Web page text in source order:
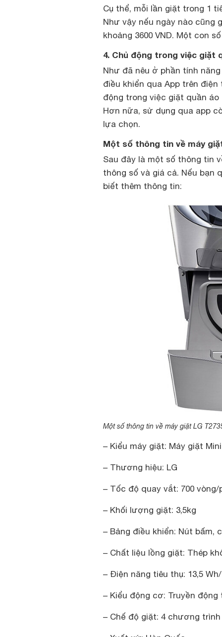
Cụ thể, mỗi lần giặt trong 1
Như vậy nếu ngày nào cũng
khoảng 3600 VND. Một con
4. Chủ động trong việc giặt
Như đã nêu ở phần tính
điều khiển qua App trên
động trong việc giặt quần
Hơn nữa, sử dụng qua app
lựa chọn.
Một số thông tin về máy
Sau đây là một số thông tin
thông số và giá cả. Nếu bạn
biết thêm thông tin:
Một số thông tin về máy giặt LG
– Kiểu máy giặt: Máy giặt Mini
– Thương hiệu: LG
– Tốc độ quay vắt: 700 vòng/
– Khối lượng giặt: 3,5kg
– Bảng điều khiển: Nút bấm,
– Chất liệu lồng giặt: Thép
– Điện năng tiêu thụ: 13,5
– Kiểu động cơ: Truyền
– Chế độ giặt: 4 chương